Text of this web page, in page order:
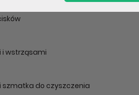
i wstrząsami
szmatka do czyszczenia